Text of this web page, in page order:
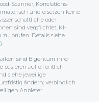
Scanner, Korrelations-
und ersetzen keine
oder
sind verpflichtet, KI-
zu prüfen. Details siehe
.
sind Eigentum ihrer
basieren auf öffentlich
siehe jeweilige
ändern; verbindlich
Anbieter.